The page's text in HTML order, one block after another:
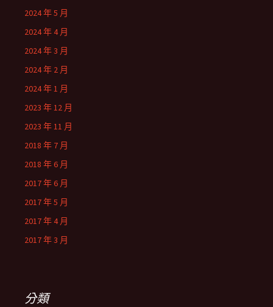
2024 年 5 月
2024 年 4 月
2024 年 3 月
2024 年 2 月
2024 年 1 月
2023 年 12 月
2023 年 11 月
2018 年 7 月
2018 年 6 月
2017 年 6 月
2017 年 5 月
2017 年 4 月
2017 年 3 月
分類